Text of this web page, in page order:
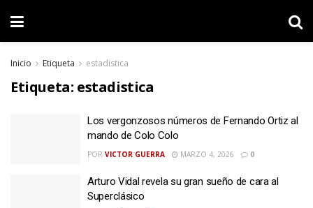
Inicio Etiqueta estadistica
Etiqueta: estadistica
Los vergonzosos números de Fernando Ortiz al
mando de Colo Colo
POR VICTOR GUERRA MARZO 4, 2026 0
Arturo Vidal revela su gran sueño de cara al
Superclásico